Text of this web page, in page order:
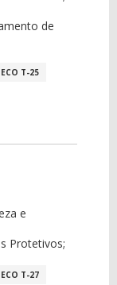
de
T-25
e
Protetivos;
T-27